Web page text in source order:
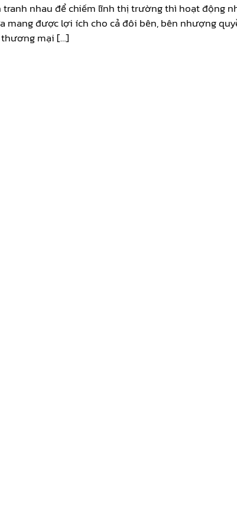
nhau để chiếm lĩnh thị trường thì hoạt động
được lợi ích cho cả đôi bên, bên nhượng
mại […]